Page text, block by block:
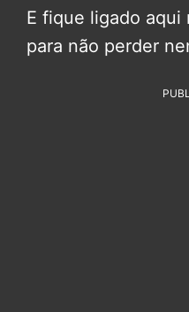
E fique ligado aqui
para não perder